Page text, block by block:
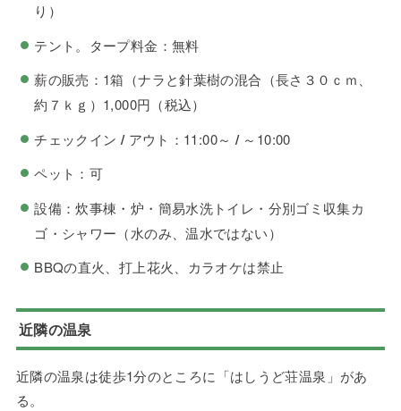
り）
テント。タープ料金：無料
薪の販売：1箱（ナラと針葉樹の混合（長さ３０ｃｍ、
約７ｋｇ）1,000円（税込）
チェックイン /アウト：11:00～ /～10:00
ペット：可
設備：炊事棟・炉・簡易水洗トイレ・分別ゴミ収集カ
ゴ・シャワー（水のみ、温水ではない）
BBQの直火、打上花火、カラオケは禁止
近隣の温泉
近隣の温泉は徒歩1分のところに「はしうど荘温泉」があ
る。